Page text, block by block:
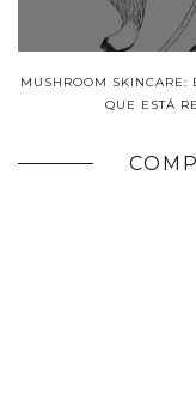
MUSHROOM
QUE ESTÁ